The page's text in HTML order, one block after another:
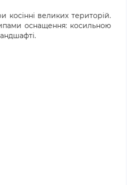
великих територій.
оснащення: косильною